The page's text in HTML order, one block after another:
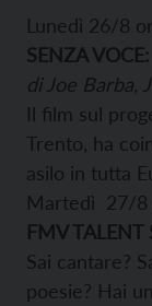
Lunedì 26/8
SENZA
di Joe Barba,
Il film sul
Trento, ha
asilo in tutta
Martedì 27/8
FMV TALENT
Sai cantare?
poesie? Hai